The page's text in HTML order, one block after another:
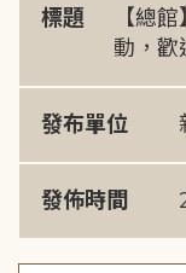
標題
【總
動，歡
發布單位
發佈時間